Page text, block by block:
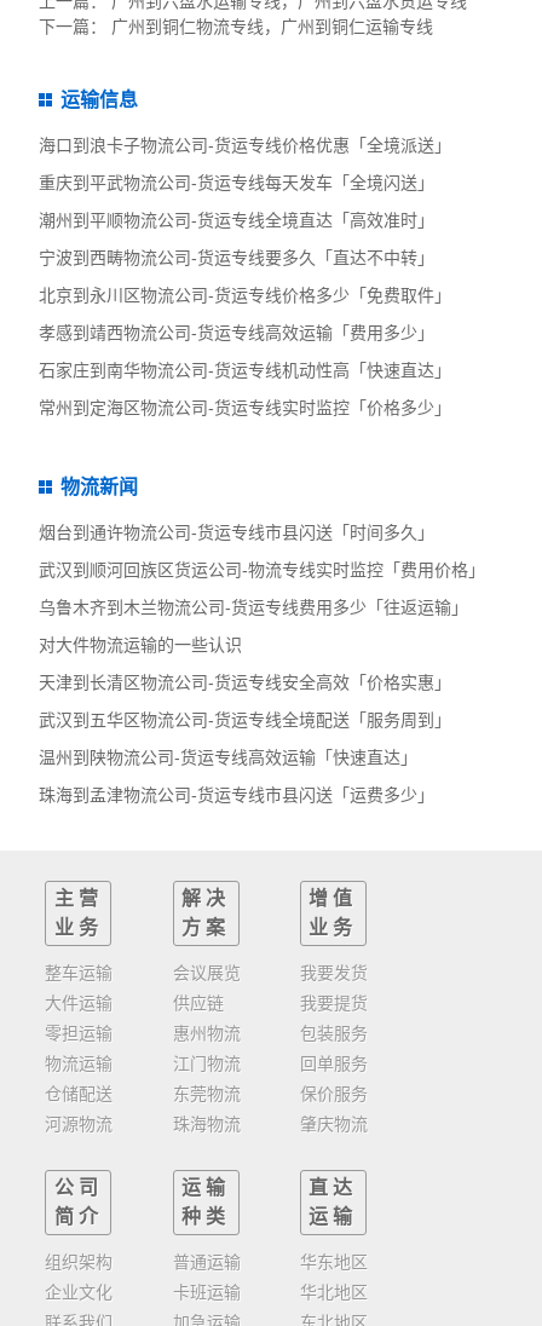
下一篇： 广州到铜仁物流专线，广州到铜仁运输专线
运输信息
海口到浪卡子物流公司-货运专线价格优惠「全境派送」
重庆到平武物流公司-货运专线每天发车「全境闪送」
潮州到平顺物流公司-货运专线全境直达「高效准时」
宁波到西畴物流公司-货运专线要多久「直达不中转」
北京到永川区物流公司-货运专线价格多少「免费取件」
孝感到靖西物流公司-货运专线高效运输「费用多少」
石家庄到南华物流公司-货运专线机动性高「快速直达」
常州到定海区物流公司-货运专线实时监控「价格多少」
物流新闻
烟台到通许物流公司-货运专线市县闪送「时间多久」
武汉到顺河回族区货运公司-物流专线实时监控「费用价格」
乌鲁木齐到木兰物流公司-货运专线费用多少「往返运输」
对大件物流运输的一些认识
天津到长清区物流公司-货运专线安全高效「价格实惠」
武汉到五华区物流公司-货运专线全境配送「服务周到」
温州到陕物流公司-货运专线高效运输「快速直达」
珠海到孟津物流公司-货运专线市县闪送「运费多少」
主营
业务
整车运输
大件运输
零担运输
物流运输
仓储配送
河源物流
解决
方案
会议展览
供应链
惠州物流
江门物流
东莞物流
珠海物流
增值
业务
我要发货
我要提货
包装服务
回单服务
保价服务
肇庆物流
公司
简介
组织架构
企业文化
联系我们
运输
种类
普通运输
卡班运输
加急运输
直达
运输
华东地区
华北地区
东北地区